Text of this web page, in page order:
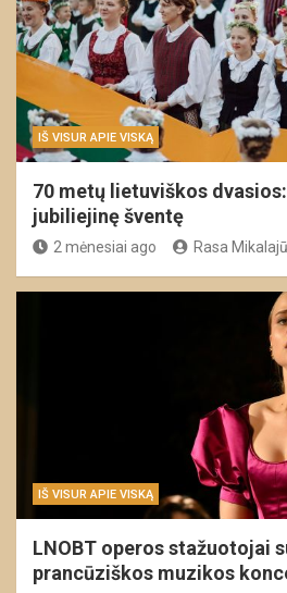
IŠ VISUR APIE VISKĄ
70 metų lietuviškos
jubiliejinę šventę
2 mėnesiai ago Rasa
IŠ VISUR APIE VISKĄ
LNOBT operos stažuotojai
prancūziškos muzikos